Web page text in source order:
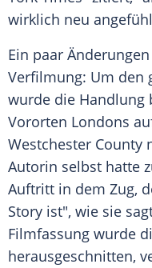
wirklich neu
Ein paar
Verfilmung: Um den
wurde die Handlung
Vororten Londons
Westchester County
Autorin selbst hatte
Auftritt in dem Zug,
Story ist", wie sie
Filmfassung wurde
herausgeschnitten,